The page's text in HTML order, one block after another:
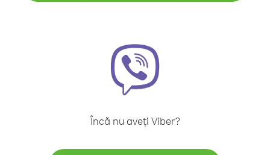
Încă nu aveți Viber?